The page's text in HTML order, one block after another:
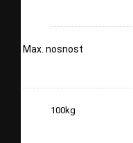
Max. nosnost
100kg